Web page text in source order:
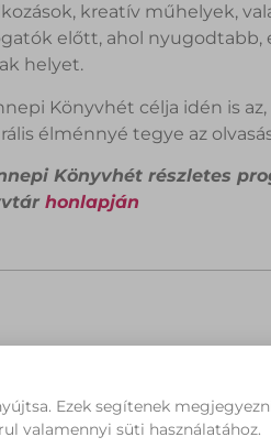
kreatív műhelyek,
előtt, ahol nyugodtabb,
helyet.
Könyvhét célja idén is
élménnyé tegye az
Könyvhét részletes
honlapján
Ezek segítenek
valamennyi süti használatához.